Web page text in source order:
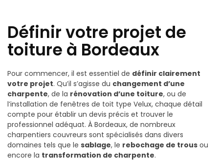
Définir votre projet de
toiture à Bordeaux
Pour commencer, il est essentiel de définir clairement
votre projet. Qu’il s’agisse du changement d’une
charpente, de la rénovation d’une toiture, ou de
l’installation de fenêtres de toit type Velux, chaque détail
compte pour établir un devis précis et trouver le
professionnel adéquat. À Bordeaux, de nombreux
charpentiers couvreurs sont spécialisés dans divers
domaines tels que le sablage, le rebochage de trous ou
encore la transformation de charpente.